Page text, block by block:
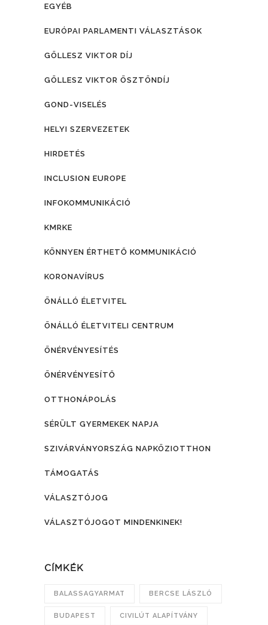
EGYÉB
EURÓPAI PARLAMENTI VÁLASZTÁSOK
GÖLLESZ VIKTOR DÍJ
GÖLLESZ VIKTOR ÖSZTÖNDÍJ
GOND-VISELÉS
HELYI SZERVEZETEK
HIRDETÉS
INCLUSION EUROPE
INFOKOMMUNIKÁCIÓ
KMRKE
KÖNNYEN ÉRTHETŐ KOMMUNIKÁCIÓ
KORONAVÍRUS
ÖNÁLLÓ ÉLETVITEL
ÖNÁLLÓ ÉLETVITELI CENTRUM
ÖNÉRVÉNYESÍTÉS
ÖNÉRVÉNYESÍTŐ
OTTHONÁPOLÁS
SÉRÜLT GYERMEKEK NAPJA
SZIVÁRVÁNYORSZÁG NAPKÖZIOTTHON
TÁMOGATÁS
VÁLASZTÓJOG
VÁLASZTÓJOGOT MINDENKINEK!
CÍMKÉK
BALASSAGYARMAT BERCSE LÁSZLÓ
BUDAPEST CIVILÚT ALAPÍTVÁNY